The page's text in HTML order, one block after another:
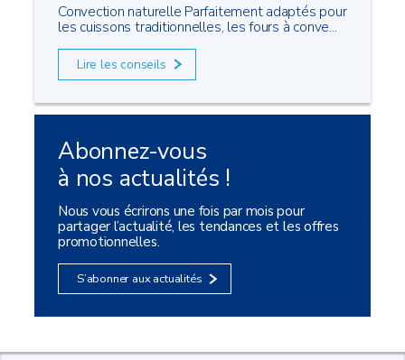
Convection naturelle Parfaitement adaptés pour
les cuissons traditionnelles, les fours à conve...
Lire les conseils
Abonnez-vous
à nos actualités !
Nous vous écrirons une fois par mois pour
partager l’actualité, les tendances et les offres
promotionnelles.
S’abonner aux actualités